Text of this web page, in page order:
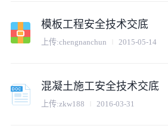
模板工程安全技术交底
上传:chengnanchun 2015-05-14
混凝土施工安全技术交底
上传:zkw188 2016-03-31